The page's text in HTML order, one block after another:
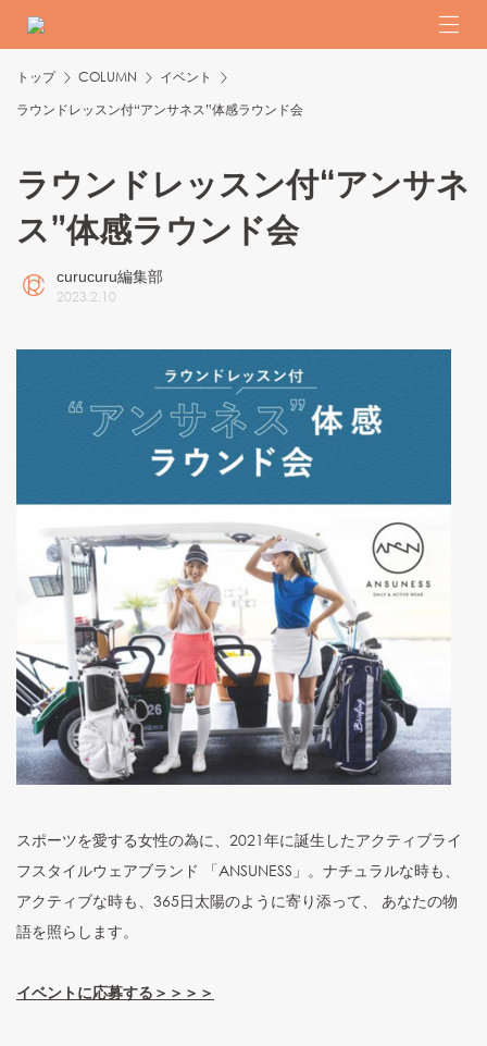
トップ COLUMN
イベント
ラウンドレッスン付“アンサネス”体感ラウンド会
ラウンドレッスン付“アンサネ
ス”体感ラウンド会
curucuru編集部
2023.2.10
スポーツを愛する女性の為に、2021年に誕生したアクティブライ
フスタイルウェアブランド 「ANSUNESS」。ナチュラルな時も、
アクティブな時も、365日太陽のように寄り添って、 あなたの物
語を照らします。
イベントに応募する＞＞＞＞